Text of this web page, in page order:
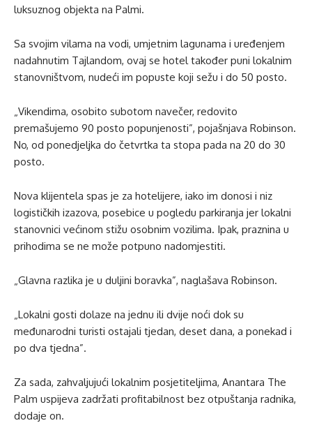
luksuznog objekta na Palmi.
Sa svojim vilama na vodi, umjetnim lagunama i uređenjem
nadahnutim Tajlandom, ovaj se hotel također puni lokalnim
stanovništvom, nudeći im popuste koji sežu i do 50 posto.
„Vikendima, osobito subotom navečer, redovito
premašujemo 90 posto popunjenosti”, pojašnjava Robinson.
No, od ponedjeljka do četvrtka ta stopa pada na 20 do 30
posto.
Nova klijentela spas je za hotelijere, iako im donosi i niz
logističkih izazova, posebice u pogledu parkiranja jer lokalni
stanovnici većinom stižu osobnim vozilima. Ipak, praznina u
prihodima se ne može potpuno nadomjestiti.
„Glavna razlika je u duljini boravka”, naglašava Robinson.
„Lokalni gosti dolaze na jednu ili dvije noći dok su
međunarodni turisti ostajali tjedan, deset dana, a ponekad i
po dva tjedna”.
Za sada, zahvaljujući lokalnim posjetiteljima, Anantara The
Palm uspijeva zadržati profitabilnost bez otpuštanja radnika,
dodaje on.